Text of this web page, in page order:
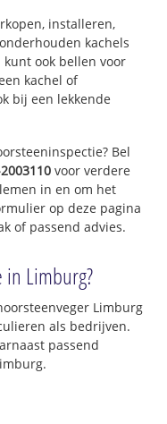
installeren,
kachels
kunt ook bellen voor
kachel of
bij een lekkende
Bel
voor verdere
in en om het
op deze pagina
of passend advies.
Limburg?
Limburg
als bedrijven.
passend